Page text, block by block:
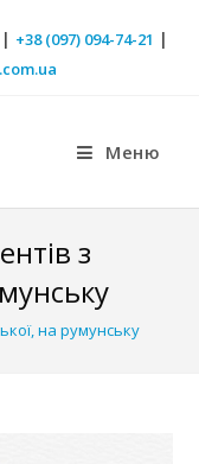
+38 (097) 094-74-21 |
Меню
з
на румунську